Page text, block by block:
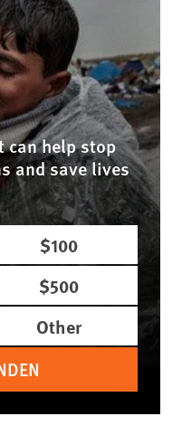
can help stop
and save lives
$100
$500
Other